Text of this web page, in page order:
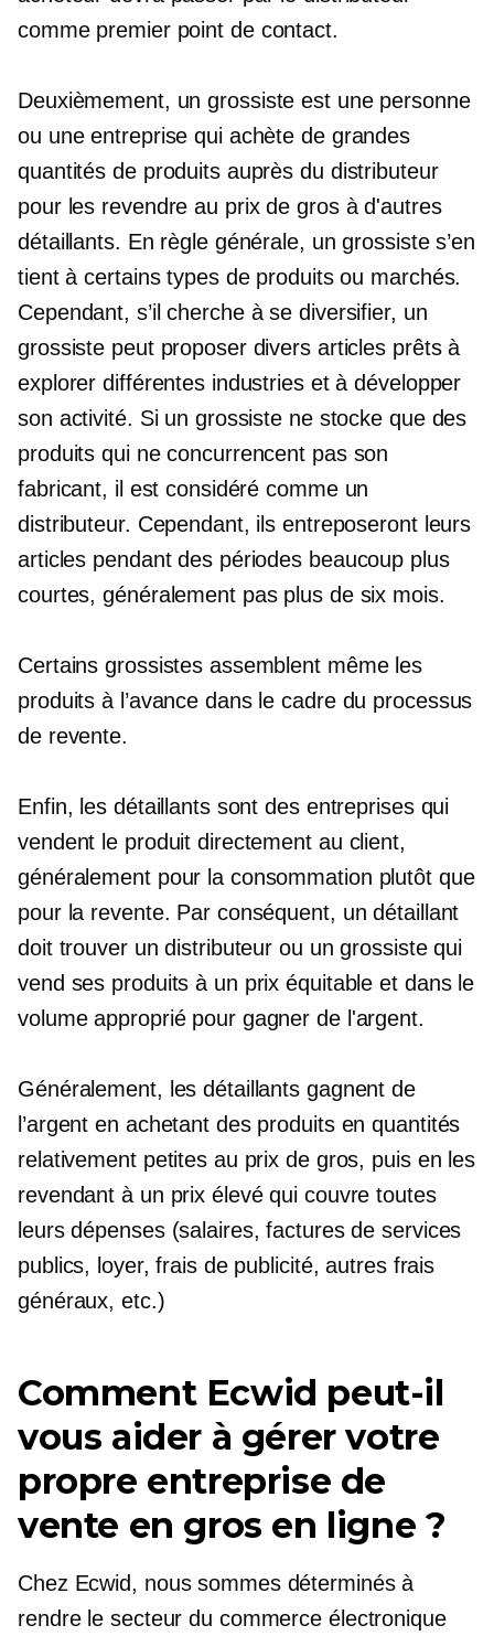
comme premier point de contact.
Deuxièmement, un grossiste est une personne
ou une entreprise qui achète de grandes
quantités de produits auprès du distributeur
pour les revendre au prix de gros à d'autres
détaillants. En règle générale, un grossiste s’en
tient à certains types de produits ou marchés.
Cependant, s’il cherche à se diversifier, un
grossiste peut proposer divers articles prêts à
explorer différentes industries et à développer
son activité. Si un grossiste ne stocke que des
produits qui ne concurrencent pas son
fabricant, il est considéré comme un
distributeur. Cependant, ils entreposeront leurs
articles pendant des périodes beaucoup plus
courtes, généralement pas plus de six mois.
Certains grossistes assemblent même les
produits à l’avance dans le cadre du processus
de revente.
Enfin, les détaillants sont des entreprises qui
vendent le produit directement au client,
généralement pour la consommation plutôt que
pour la revente. Par conséquent, un détaillant
doit trouver un distributeur ou un grossiste qui
vend ses produits à un prix équitable et dans le
volume approprié pour gagner de l'argent.
Généralement, les détaillants gagnent de
l’argent en achetant des produits en quantités
relativement petites au prix de gros, puis en les
revendant à un prix élevé qui couvre toutes
leurs dépenses (salaires, factures de services
publics, loyer, frais de publicité, autres frais
généraux, etc.)
Comment Ecwid peut-il
vous aider à gérer votre
propre entreprise de
vente en gros en ligne ?
Chez Ecwid, nous sommes déterminés à
rendre le secteur du commerce électronique